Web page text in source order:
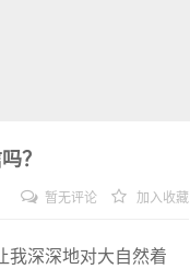
？
暂无评论 加入收藏
我深深地对大自然着